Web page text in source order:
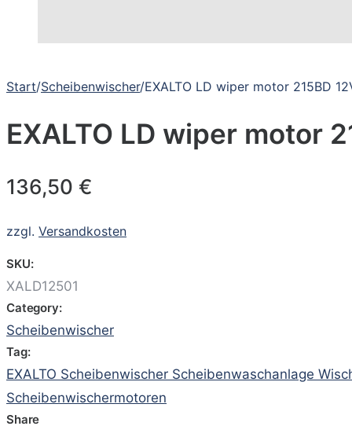
Start/Scheibenwischer/EXALTO LD wiper motor 215BD
EXALTO LD wiper motor
136,50 €
zzgl. Versandkosten
SKU:
XALD12501
Category:
Scheibenwischer
Tag:
EXALTO Scheibenwischer Scheibenwaschanlage
Scheibenwischermotoren
Share